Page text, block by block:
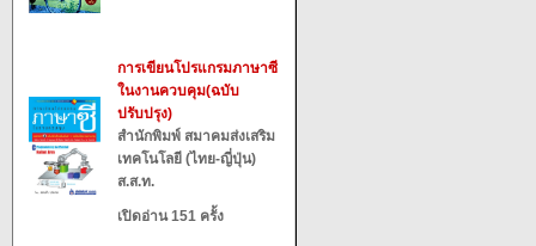
การเขียนโปรแกรมภาษาซี
ในงานควบคุม(ฉบับ
ปรับปรุง)
สำนักพิมพ์ สมาคมส่งเสริม
เทคโนโลยี (ไทย-ญี่ปุ่น)
ส.ส.ท.
เปิดอ่าน 151 ครั้ง